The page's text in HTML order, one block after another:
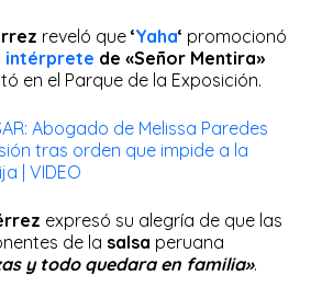
reveló que‘Yaha‘ promocionó
intérprete de «Señor Mentira»
en el Parque de la Exposición.
Abogado de Melissa Paredes
tras orden que impide a la
| VIDEO
expresó su alegría de que las
de la salsa peruana
y todo quedara en familia».